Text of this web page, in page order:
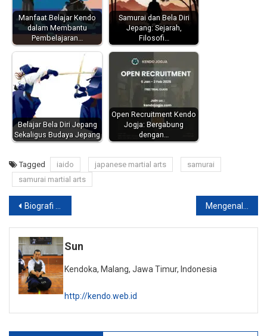
Manfaat Belajar Kendo
dalam Membantu
Pembelajaran…
Samurai dan Bela Diri
Jepang: Sejarah,
Filosofi…
Belajar Bela Diri Jepang
Sekaligus Budaya Jepang
Open Recruitment Kendo
Jogja: Bergabung
dengan…
Tagged iaido japanese martial arts
samurai
samurai martial arts
Post
navigation
Biografi Musashi Miyamoto, Kisah “asli” sang pendekar yang mungkin kita belum tahu. Mengenal Jodo, beladiri tongkat “saudara” Kendo
Sun
Kendoka, Malang, Jawa Timur, Indonesia
http://kendo.web.id